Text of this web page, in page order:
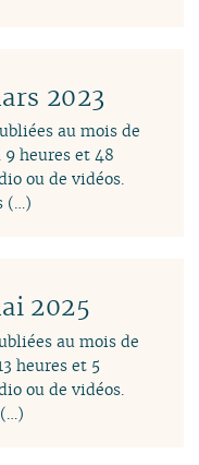
2023
au mois de
9 heures et 48
ou de vidéos.
(…)
2025
au mois de
heures et 5
ou de vidéos.